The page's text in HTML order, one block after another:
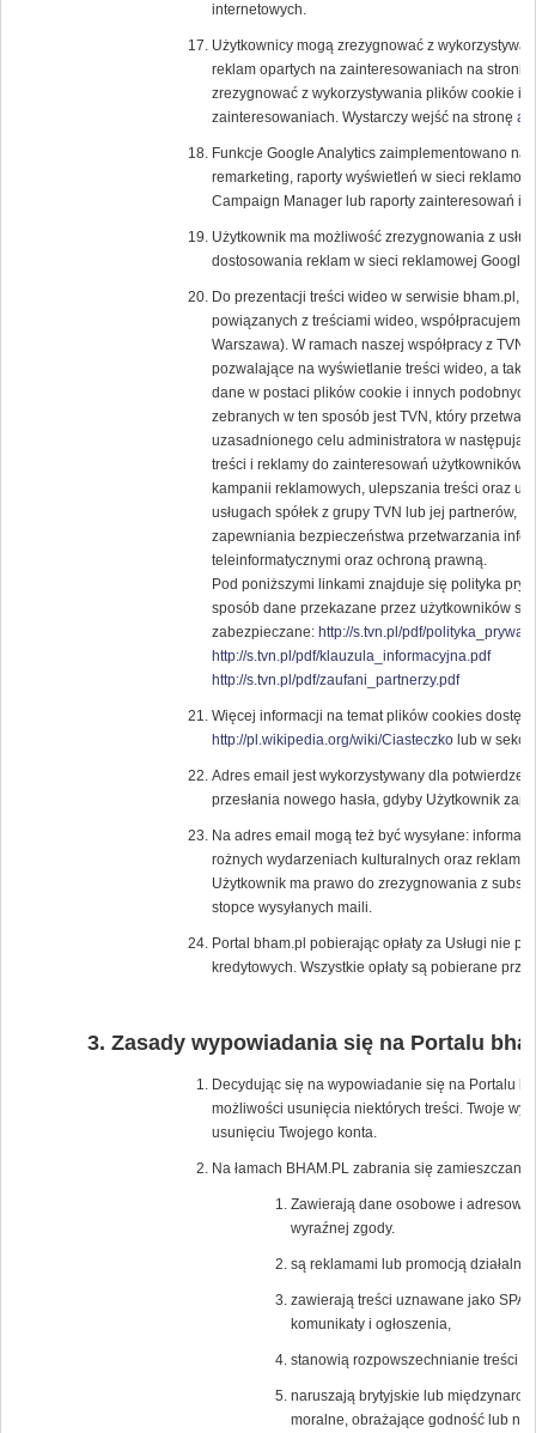
internetowych.
Użytkownicy mogą zrezygnować z
reklam opartych na zainteresowaniach na stronie
zrezygnować z wykorzystywania plików cookie
zainteresowaniach. Wystarczy wejść na stronę
Funkcje Google Analytics zaimplementowano
remarketing, raporty wyświetleń w sieci
Campaign Manager lub raporty zainteresowań i
Użytkownik ma możliwość zrezygnowania z
dostosowania reklam w sieci reklamowej Google
Do prezentacji treści wideo w serwisie bham.pl,
powiązanych z treściami wideo, współpracujemy
Warszawa). W ramach naszej współpracy z
pozwalające na wyświetlanie treści wideo, a
dane w postaci plików cookie i innych
zebranych w ten sposób jest TVN, który
uzasadnionego celu administratora w
treści i reklamy do zainteresowań
kampanii reklamowych, ulepszania treści oraz
usługach spółek z grupy TVN lub jej partnerów,
zapewniania bezpieczeństwa przetwarzania
teleinformatycznymi oraz ochroną prawną.
Pod poniższymi linkami znajduje się polityka
sposób dane przekazane przez użytkowników
zabezpieczane: http://s.tvn.pl/pdf/
http://s.tvn.pl/pdf/klauzula_informacyjna.pdf
http://s.tvn.pl/pdf/zaufani_partnerzy.pdf
Więcej informacji na temat plików cookies
http://pl.wikipedia.org/wiki/Ciasteczkolub w sekcji
Adres email jest wykorzystywany dla
przesłania nowego hasła, gdyby Użytkownik
Na adres email mogą też być wysyłane:
rożnych wydarzeniach kulturalnych oraz reklamy
Użytkownik ma prawo do zrezygnowania z
stopce wysyłanych maili.
Portal bham.pl pobierając opłaty za Usługi nie
kredytowych. Wszystkie opłaty są pobierane
Zasady wypowiadania się na Portalu
Decydując się na wypowiadanie się na Portalu
możliwości usunięcia niektórych treści. Twoje
usunięciu Twojego konta.
Na łamach BHAM.PL zabrania się
Zawierają dane osobowe i
wyraźnej zgody.
są reklamami lub promocją
zawierają treści uznawane jako
komunikaty i ogłoszenia,
stanowią rozpowszechnianie treści
naruszają brytyjskie lub
moralne, obrażające godność lub